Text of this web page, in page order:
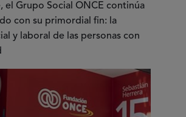
el Grupo Social ONCE continúa
con su primordial fin: la
y laboral de las personas con